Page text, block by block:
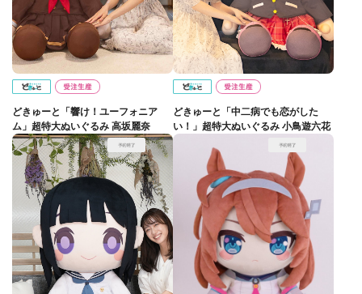
どきゅーと「響け！ユーフォニア
ム」超特大ぬいぐるみ 高坂麗奈
どきゅーと「中二病でも恋がした
い！」超特大ぬいぐるみ 小鳥遊六花